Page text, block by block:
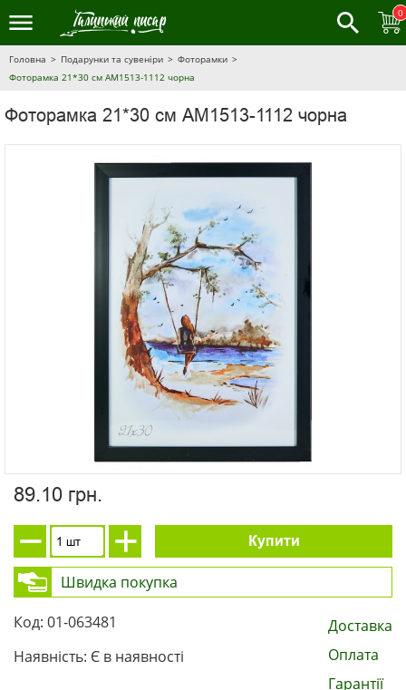
0
Головна Подарунки та сувеніри
Фоторамки
Фоторамка 21*30 см AM1513-1112 чорна
Фоторамка 21*30 см AM1513-1112 чорна
89.10 грн.
Купити
Швидка покупка
Код: 01-063481
Наявність: Є в наявності
Доставка
Оплата
Гарантії